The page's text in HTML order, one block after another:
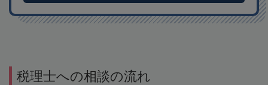
税理士への相談の流れ